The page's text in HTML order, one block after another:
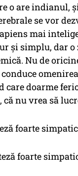
o are indianul,
se vor
mai
și simplu, dar
Nu de
care doarme
nu vrea să
foarte
foarte